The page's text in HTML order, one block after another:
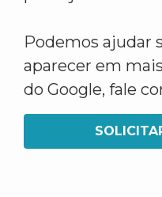
Podemos ajudar
aparecer em
do Google, fale